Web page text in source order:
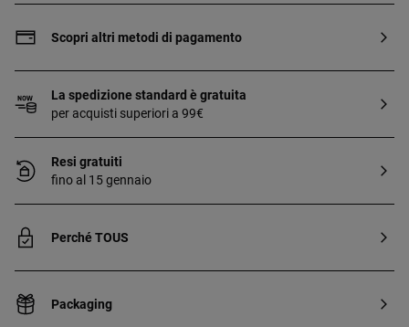
realizzato con pietre preziose create in
Scopri altri metodi di pagamento
La spedizione standard è gratuita
per acquisti superiori a 99€
Resi gratuiti
fino al 15 gennaio
Perché TOUS
Packaging